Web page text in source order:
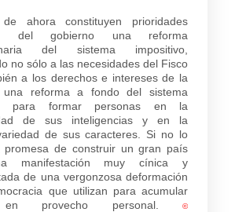
ahora constituyen prioridades
del gobierno una reforma
del sistema impositivo,
no sólo a las necesidades del Fisco
a los derechos e intereses de la
reforma a fondo del sistema
para formar personas en la
de sus inteligencias y en la
de sus caracteres. Si no lo
promesa de construir un gran país
manifestación muy cínica y
de una vergonzosa deformación
que utilizan para acumular
provecho personal.
©